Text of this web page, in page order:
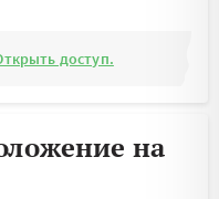
доступ.
на